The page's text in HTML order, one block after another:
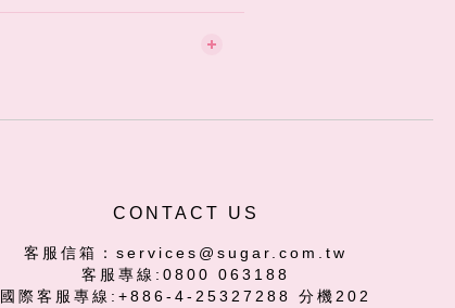
CONTACT US
客服信箱：services@sugar.com.tw
客服專線:0800 063188
國際客服專線:+886-4-25327288 分機202